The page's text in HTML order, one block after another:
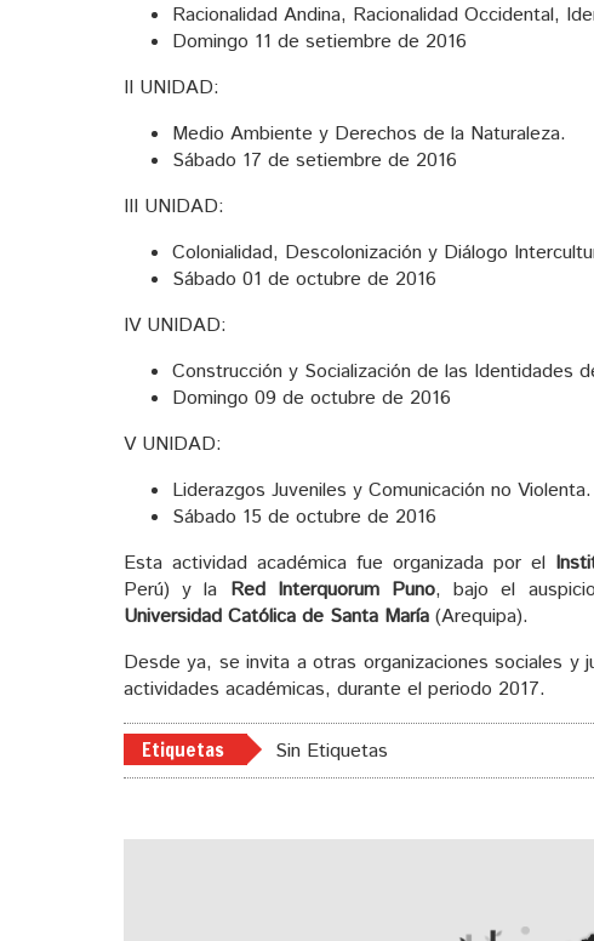
Racionalidad Andina, Racionalidad Occidental,
Domingo 11 de setiembre de 2016
II UNIDAD:
Medio Ambiente y Derechos de la Naturaleza.
Sábado 17 de setiembre de 2016
III UNIDAD:
Colonialidad, Descolonización y Diálogo
Sábado 01 de octubre de 2016
IV UNIDAD:
Construcción y Socialización de las Identidades
Domingo 09 de octubre de 2016
V UNIDAD:
Liderazgos Juveniles y Comunicación no Violenta.
Sábado 15 de octubre de 2016
Esta actividad académica fue organizada por el
Perú) y la Red Interquorum Puno, bajo el
Universidad Católica de Santa María (Arequipa).
Desde ya, se invita a otras organizaciones sociales
actividades académicas, durante el periodo 2017.
Etiquetas Sin Etiquetas